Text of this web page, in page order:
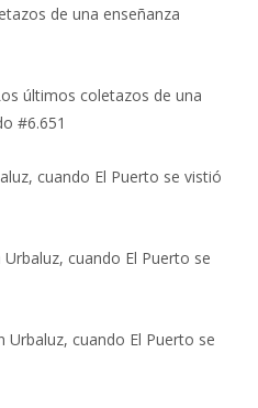
de una enseñanza
últimos coletazos de una
#6.651
cuando El Puerto se vistió
Urbaluz, cuando El Puerto se
Urbaluz, cuando El Puerto se